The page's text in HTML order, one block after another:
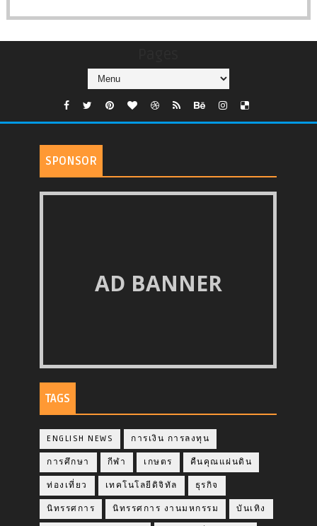
SPONSOR
AD BANNER
TAGS
ENGLISH NEWS การเงิน การลงทุน
การศึกษา กีฬา เกษตร คืนคุณแผ่นดิน
ท่องเที่ยว เทคโนโลยีดิจิทัล ธุรกิจ
นิทรรศการ นิทรรศการ งานมหกรรม บันเทิง